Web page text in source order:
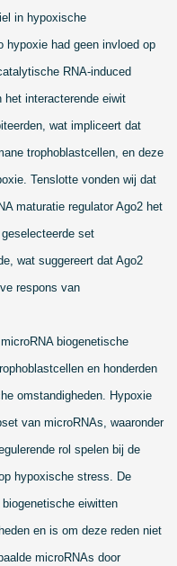
in hypoxische
hypoxie had geen invloed op
RNA-induced
interacterende eiwit
wat impliceert dat
trophoblastcellen, en deze
Tenslotte vonden wij dat
maturatie regulator Ago2 het
set
wat suggereert dat Ago2
respons van
biogenetische
en honderden
omstandigheden. Hypoxie
van microRNAs, waaronder
rol spelen bij de
hypoxische stress. De
eiwitten
en is om deze reden niet
microRNAs door